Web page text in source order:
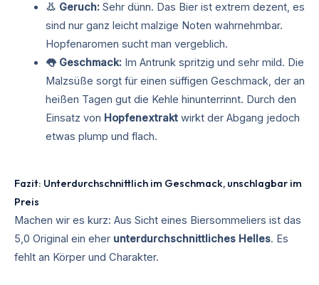
👃 Geruch:Sehr dünn. Das Bier ist extrem dezent, es
sind nur ganz leicht malzige Noten wahrnehmbar.
Hopfenaromen sucht man vergeblich.
👅 Geschmack:Im Antrunk spritzig und sehr mild. Die
Malzsüße sorgt für einen süffigen Geschmack, der an
heißen Tagen gut die Kehle hinunterrinnt. Durch den
Einsatz von Hopfenextraktwirkt der Abgang jedoch
etwas plump und flach.
Fazit: Unterdurchschnittlich im Geschmack, unschlagbar im
Preis
Machen wir es kurz: Aus Sicht eines Biersommeliers ist das
5,0 Original ein eher unterdurchschnittliches Helles. Es
fehlt an Körper und Charakter.